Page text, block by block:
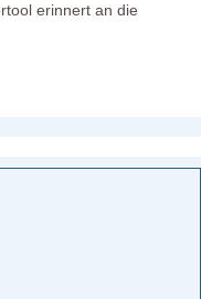
erinnert an die